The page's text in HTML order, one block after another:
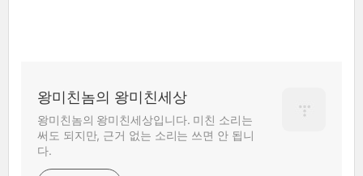
왕미친놈의 왕미친세상
왕미친놈의 왕미친세상입니다. 미친 소리는
써도 되지만, 근거 없는 소리는 쓰면 안 됩니
다.